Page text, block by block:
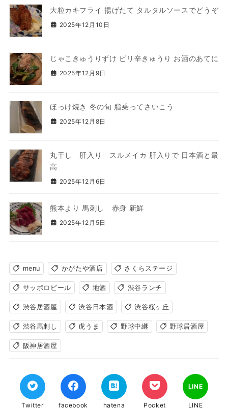
大粒カキフライ 揚げたて タルタルソースでどうぞ
2025年12月10日
じゃこきゅうりずけ ピリ辛きゅうり お酒のあてに
2025年12月9日
ほっけ焼き 冬の旬 脂乗ってさいこう
2025年12月8日
丸干し 肝入り スルメイカ 肝入りで 日本酒と最
高
2025年12月6日
熊本より 馬刺し 赤身 新鮮
2025年12月5日
menu かがたや酒店 さくらステージ
サッポロビール 地酒 渋谷ランチ
渋谷居酒屋 渋谷日本酒 渋谷桜ヶ丘
渋谷馬刺し 虎うま 野球中継 野球居酒屋
阪神居酒屋
Twitter facebook hatena Pocket
LINE
LINE